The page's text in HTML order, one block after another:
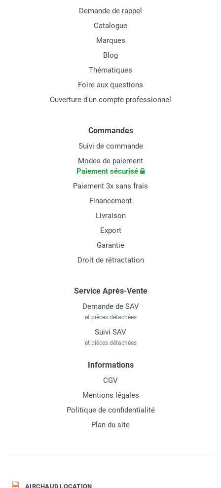
Demande de rappel
Catalogue
Marques
Blog
Thématiques
Foire aux questions
Ouverture d'un compte professionnel
Commandes
Suivi de commande
Modes de paiement
Paiement sécurisé
Paiement 3x sans frais
Financement
Livraison
Export
Garantie
Droit de rétractation
Service Après-Vente
Demande de SAV
et pièces détachées
Suivi SAV
et pièces détachées
Informations
CGV
Mentions légales
Politique de confidentialité
Plan du site
AIRCHAUD LOCATION